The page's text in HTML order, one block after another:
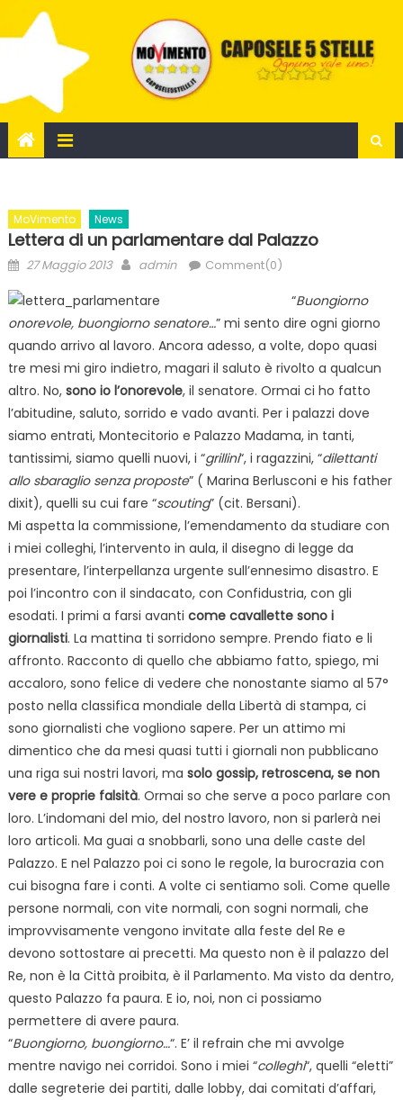
to
MoVimento News
Lettera di un parlamentare dal Palazzo
Posted
27 Maggio 2013 Author
admin Comment(0)
“Buongiorno
onorevole, buongiorno senatore…” mi sento dire ogni giorno
quando arrivo al lavoro. Ancora adesso, a volte, dopo quasi
tre mesi mi giro indietro, magari il saluto è rivolto a qualcun
altro. No, sono io l’onorevole, il senatore. Ormai ci ho fatto
l’abitudine, saluto, sorrido e vado avanti. Per i palazzi dove
siamo entrati, Montecitorio e Palazzo Madama, in tanti,
tantissimi, siamo quelli nuovi, i “grillini“, i ragazzini, “dilettanti
allo sbaraglio senza proposte” ( Marina Berlusconi e his father
dixit), quelli su cui fare “scouting” (cit. Bersani).
Mi aspetta la commissione, l’emendamento da studiare con
i miei colleghi, l’intervento in aula, il disegno di legge da
presentare, l’interpellanza urgente sull’ennesimo disastro. E
poi l’incontro con il sindacato, con Confidustria, con gli
esodati. I primi a farsi avanti come cavallette sono i
giornalisti. La mattina ti sorridono sempre. Prendo fiato e li
affronto. Racconto di quello che abbiamo fatto, spiego, mi
accaloro, sono felice di vedere che nonostante siamo al 57°
posto nella classifica mondiale della Libertà di stampa, ci
sono giornalisti che vogliono sapere. Per un attimo mi
dimentico che da mesi quasi tutti i giornali non pubblicano
una riga sui nostri lavori, ma solo gossip, retroscena, se non
vere e proprie falsità. Ormai so che serve a poco parlare con
loro. L’indomani del mio, del nostro lavoro, non si parlerà nei
loro articoli. Ma guai a snobbarli, sono una delle caste del
Palazzo. E nel Palazzo poi ci sono le regole, la burocrazia con
cui bisogna fare i conti. A volte ci sentiamo soli. Come quelle
persone normali, con vite normali, con sogni normali, che
improvvisamente vengono invitate alla feste del Re e
devono sottostare ai precetti. Ma questo non è il palazzo del
Re, non è la Città proibita, è il Parlamento. Ma visto da dentro,
questo Palazzo fa paura. E io, noi, non ci possiamo
permettere di avere paura.
“Buongiorno, buongiorno…“. E’ il refrain che mi avvolge
mentre navigo nei corridoi. Sono i miei “colleghi“, quelli “eletti”
dalle segreterie dei partiti, dalle lobby, dai comitati d’affari,